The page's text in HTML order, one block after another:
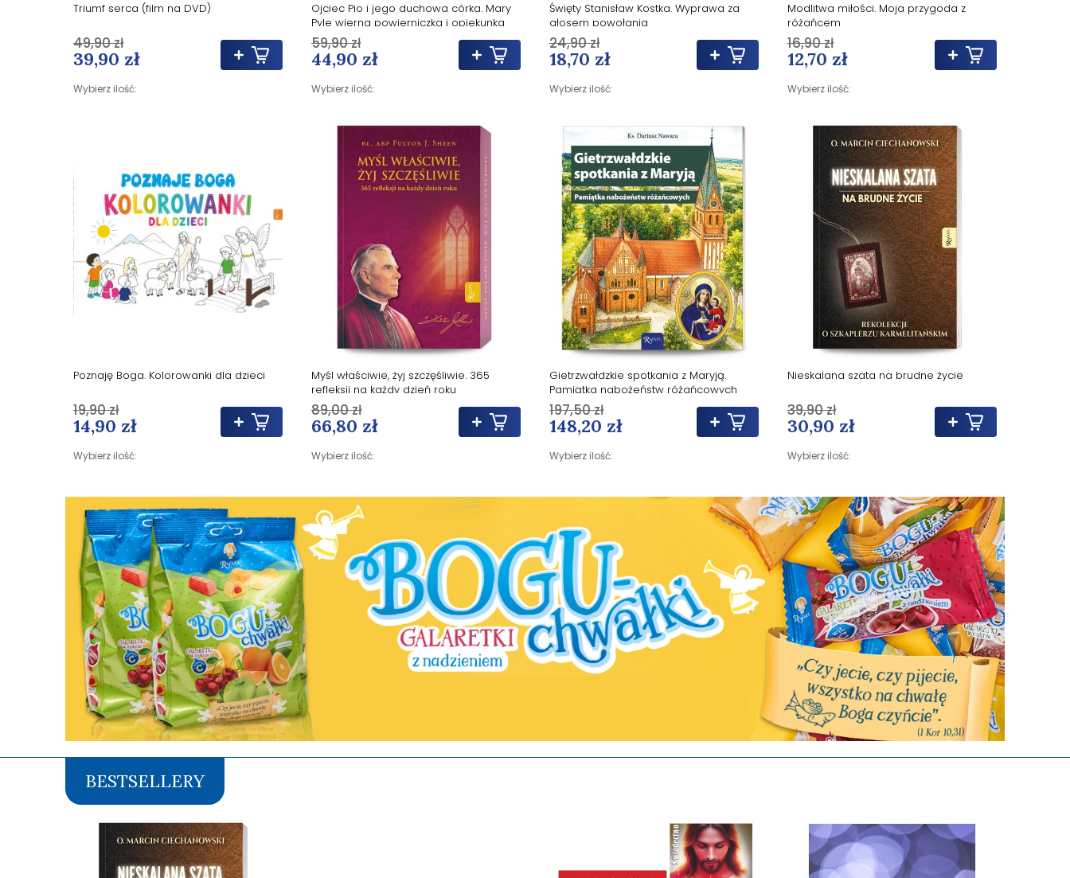
Triumf serca (film na DVD)
39,90 zł
Wybierz ilość:
49,90 zł
Ojciec Pio i jego duchowa córka. Mary
Pyle wierna powierniczka i opiekunka
rodziców
44,90 zł
Wybierz ilość:
59,90 zł
Święty Stanisław Kostka. Wyprawa za
głosem powołania
18,70 zł
Wybierz ilość:
24,90 zł
Modlitwa miłości. Moja przygoda z
różańcem
12,70 zł
Wybierz ilość:
16,90 zł
Poznaję Boga. Kolorowanki dla dzieci
14,90 zł
Wybierz ilość:
19,90 zł
Myśl właściwie, żyj szczęśliwie. 365
refleksji na każdy dzień roku
66,80 zł
Wybierz ilość:
89,00 zł
Gietrzwałdzkie spotkania z Maryją.
Pamiątka nabożeństw różańcowych
148,20 zł
Wybierz ilość:
197,50 zł
Nieskalana szata na brudne życie
30,90 zł
Wybierz ilość:
39,90 zł
BESTSELLERY